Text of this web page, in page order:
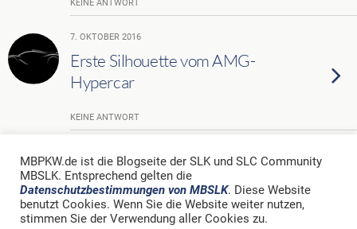
KEINE ANTWORT
7. OKTOBER 2016
Erste Silhouette vom AMG-
Hypercar
KEINE ANTWORT
Zum Seitenanfang
Mobil Desktop
MBPKW.de ist die Blogseite der SLK und SLC Community
MBSLK. Entsprechend gelten die
Datenschutzbestimmungen von MBSLK. Diese Website
benutzt Cookies. Wenn Sie die Website weiter nutzen,
stimmen Sie der Verwendung aller Cookies zu.